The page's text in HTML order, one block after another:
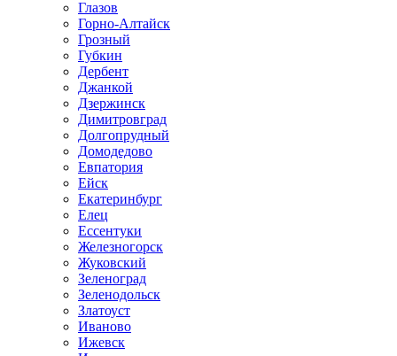
Глазов
Горно-Алтайск
Грозный
Губкин
Дербент
Джанкой
Дзержинск
Димитровград
Долгопрудный
Домодедово
Евпатория
Ейск
Екатеринбург
Елец
Ессентуки
Железногорск
Жуковский
Зеленоград
Зеленодольск
Златоуст
Иваново
Ижевск